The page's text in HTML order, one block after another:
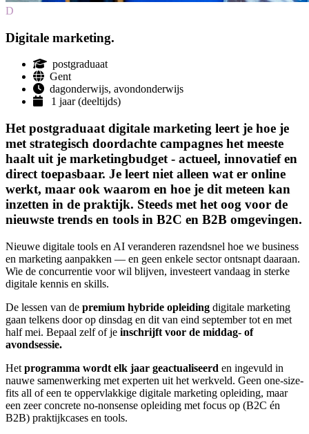
D
Digitale marketing.
postgraduaat
Gent
dagonderwijs, avondonderwijs
1 jaar (deeltijds)
Het postgraduaat digitale marketing leert je hoe je
met strategisch doordachte campagnes het meeste
haalt uit je marketingbudget - actueel, innovatief en
direct toepasbaar. Je leert niet alleen wat er online
werkt, maar ook waarom en hoe je dit meteen kan
inzetten in de praktijk. Steeds met het oog voor de
nieuwste trends en tools in B2C en B2B omgevingen.
Nieuwe digitale tools en AI veranderen razendsnel hoe we business
en marketing aanpakken — en geen enkele sector ontsnapt daaraan.
Wie de concurrentie voor wil blijven, investeert vandaag in sterke
digitale kennis en skills.
De lessen van de premium hybride opleiding digitale marketing
gaan telkens door op dinsdag en dit van eind september tot en met
half mei. Bepaal zelf of je inschrijft voor de middag- of
avondsessie.
Het programma wordt elk jaar geactualiseerd en ingevuld in
nauwe samenwerking met experten uit het werkveld. Geen one-size-
fits all of een te oppervlakkige digitale marketing opleiding, maar
een zeer concrete no-nonsense opleiding met focus op (B2C én
B2B) praktijkcases en tools.